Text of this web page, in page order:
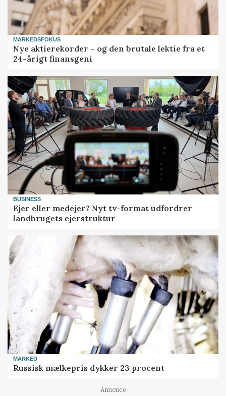
MARKEDSFOKUS
Nye aktierekorder – og den brutale lektie fra et
24-årigt finansgeni
BUSINESS
Ejer eller medejer? Nyt tv-format udfordrer
landbrugets ejerstruktur
MARKED
Russisk mælkepris dykker 23 procent
Annonce